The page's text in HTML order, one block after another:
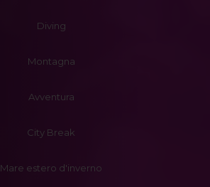
Diving
Montagna
Avventura
City Break
Mare estero d'inverno